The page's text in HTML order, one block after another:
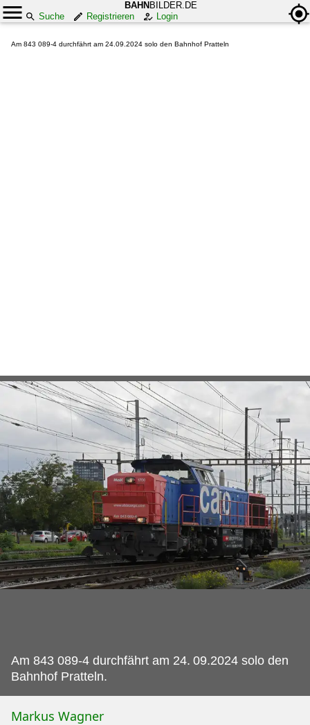
BAHN BILDER.DE
Suche
Registrieren Login
Am 843 089-4 durchfährt am 24.09.2024 solo den Bahnhof Pratteln
Am 843 089-4 durchfährt am 24. 09.2024 solo den
Bahnhof Pratteln.
Markus Wagner